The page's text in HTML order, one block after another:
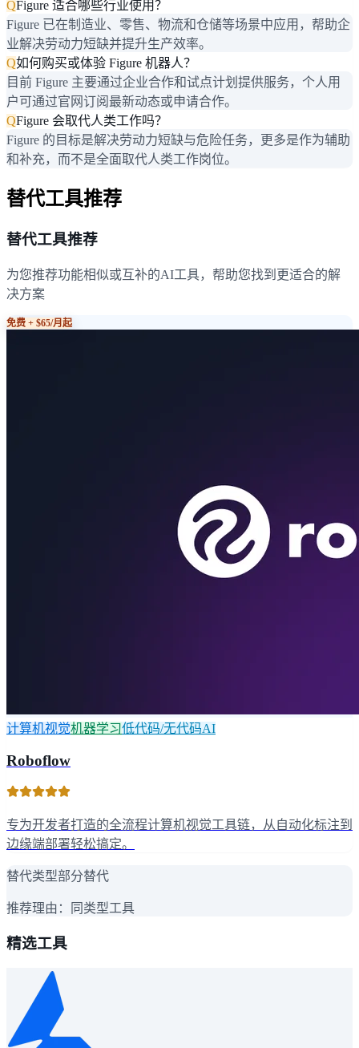
QFigure 适合哪些行业使用？
Figure 已在制造业、零售、物流和仓储等场景中应用，帮助企
业解决劳动力短缺并提升生产效率。
Q如何购买或体验 Figure 机器人？
目前 Figure 主要通过企业合作和试点计划提供服务，个人用
户可通过官网订阅最新动态或申请合作。
QFigure 会取代人类工作吗？
Figure 的目标是解决劳动力短缺与危险任务，更多是作为辅助
和补充，而不是全面取代人类工作岗位。
替代工具推荐
替代工具推荐
为您推荐功能相似或互补的AI工具，帮助您找到更适合的解
决方案
免费 + $65/月起
计算机视觉机器学习低代码/无代码AI
Roboflow
专为开发者打造的全流程计算机视觉工具链，从自动化标注到
边缘端部署轻松搞定。
替代类型部分替代
推荐理由： 同类型工具
精选工具